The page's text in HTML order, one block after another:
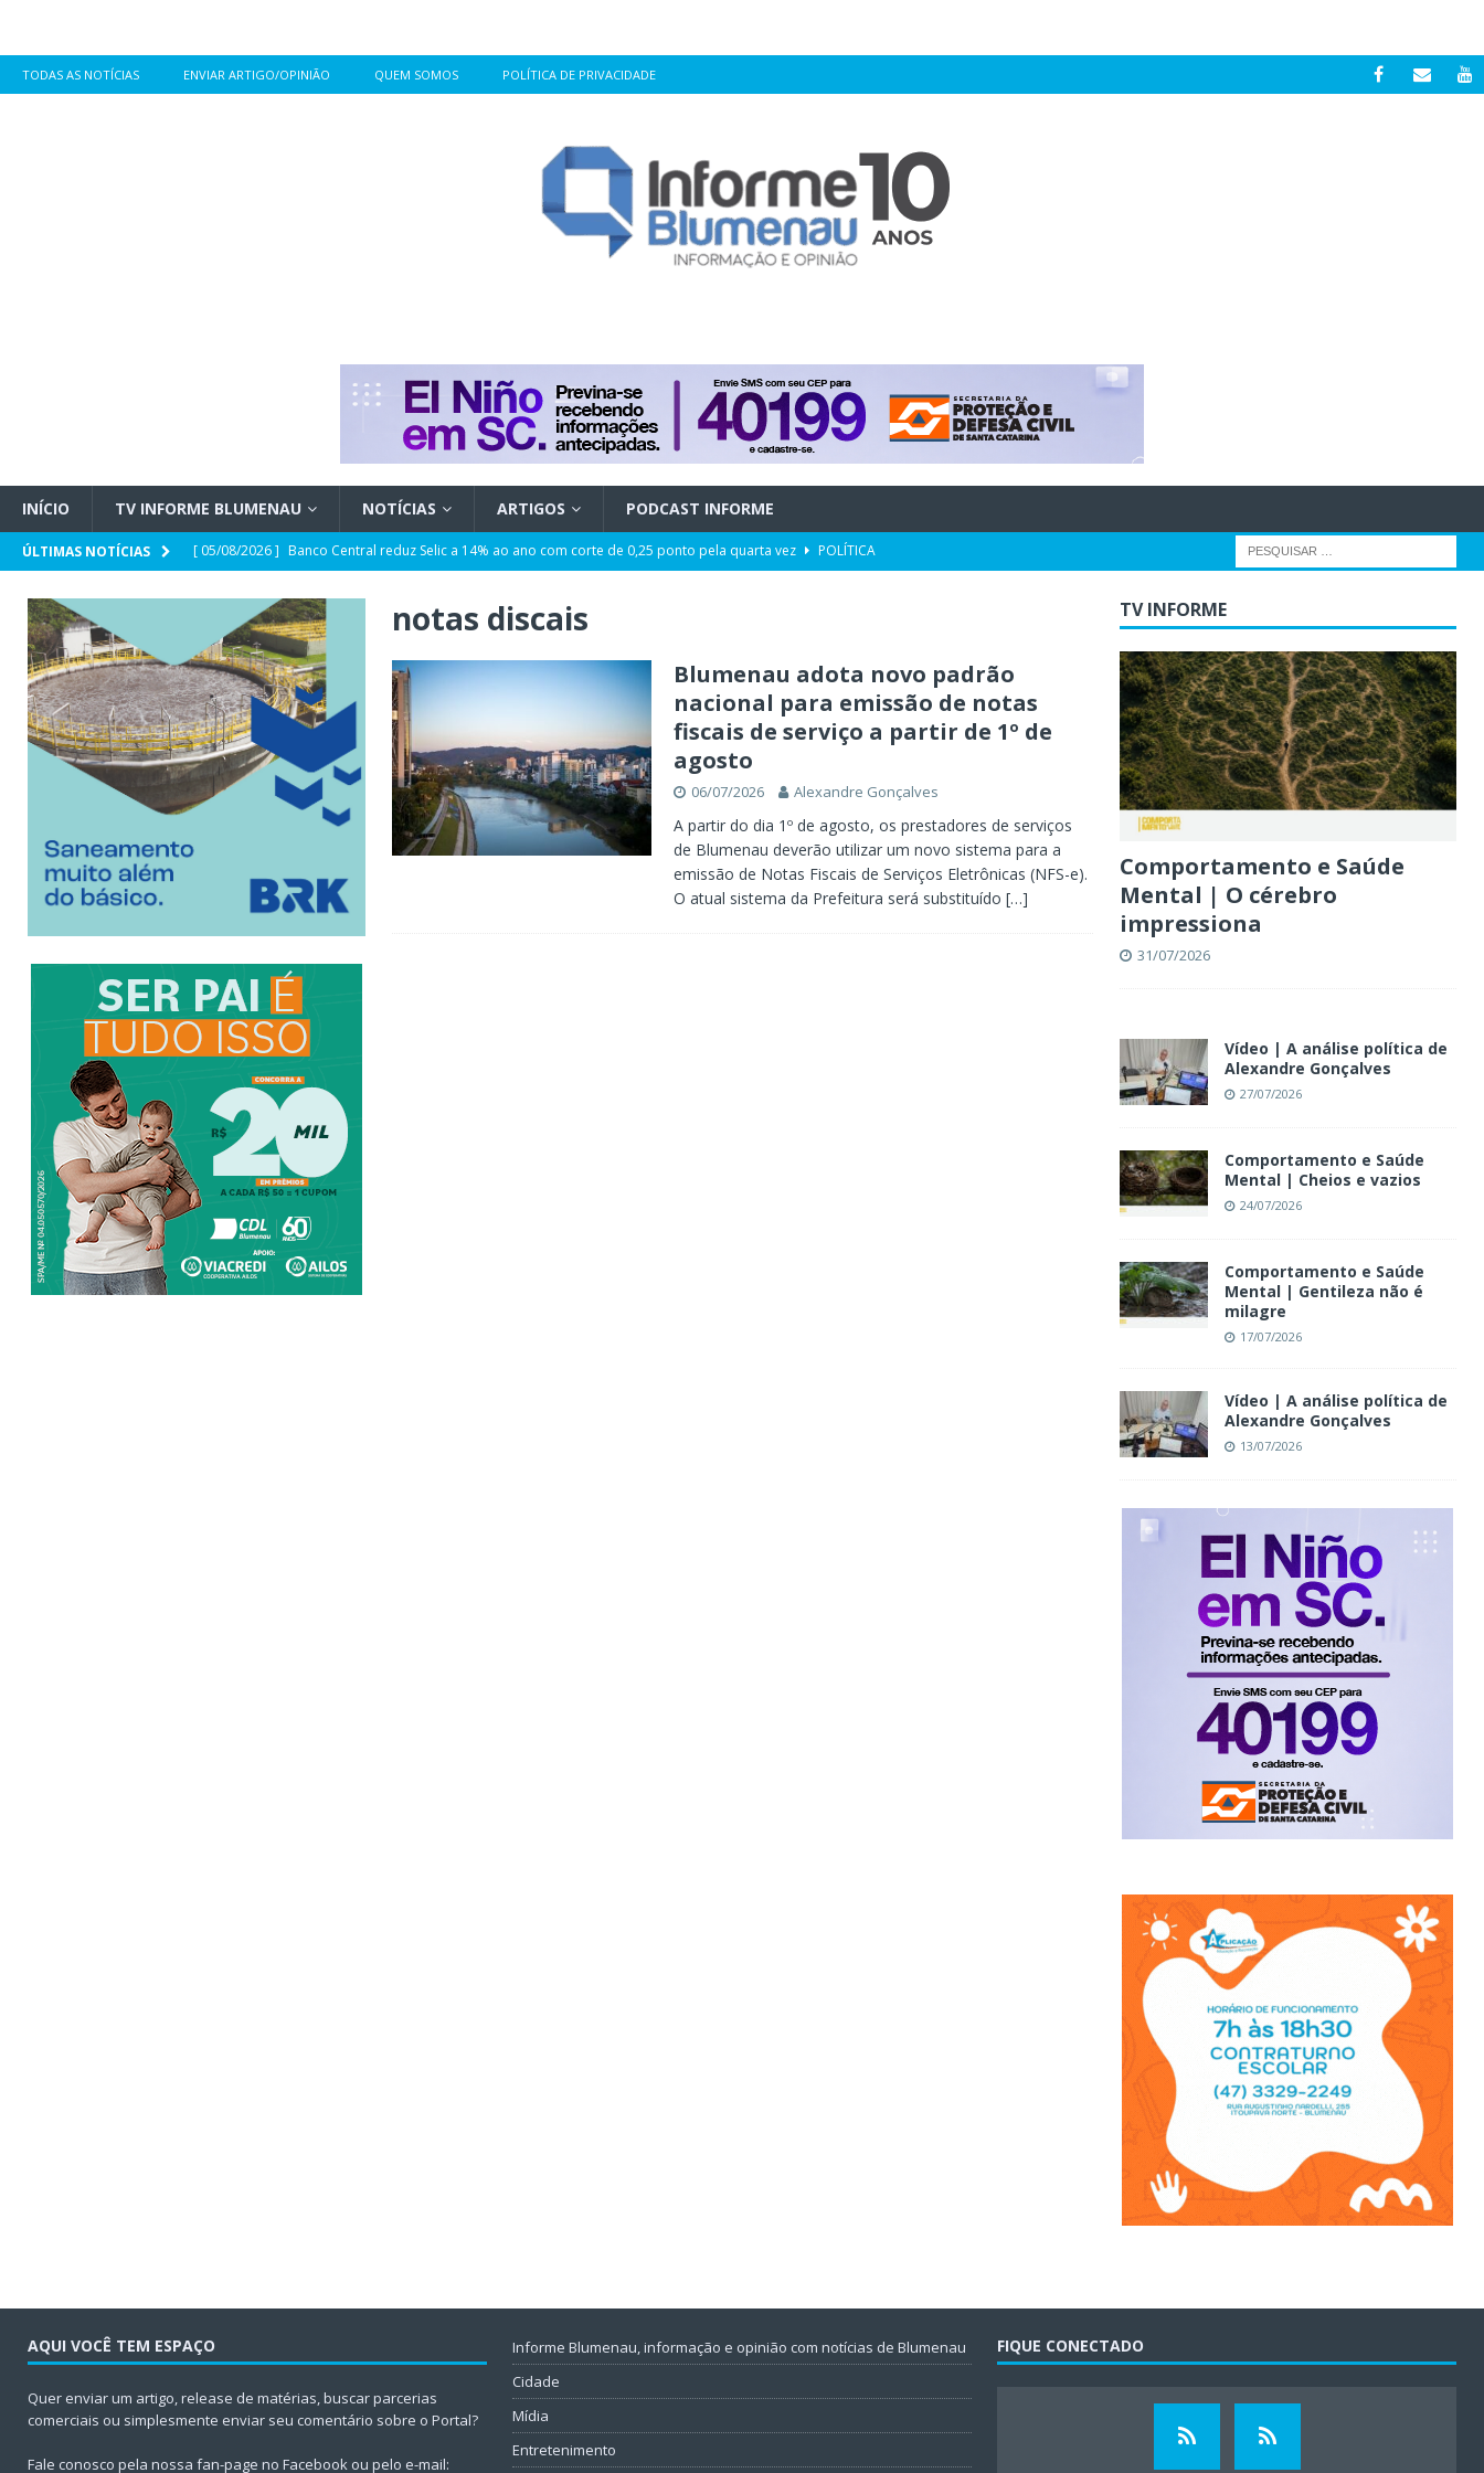
TODAS AS NOTÍCIAS ENVIAR ARTIGO/OPINIÃO QUEM SOMOS POLÍTICA DE PRIVACIDADE
INÍCIO TV INFORME BLUMENAU NOTÍCIAS ARTIGOS PODCAST INFORME
ÚLTIMAS NOTÍCIAS [ 05/08/2026 ] Banco Central reduz Selic a 14% ao ano com corte de 0,25 ponto pela quarta vez
POLÍTICA
[ 05/08/2026 ] Parceria CRECI-SC e Sebrae/SC: maior programa de capacitação do mercado imobiliário realiza palestras
sobre Reforma Tributária em Blumenau
GERAL
[ 05/08/2026 ] Spaten Tisch chega à Oktoberfest de Blumenau para celebrar o ritual da cerveja e dos encontros
GERAL
[ 05/08/2026 ]
Prefeitura abre espaço para a população construir o Plano Municipal dos Direitos da Pessoa com
Deficiência
GERAL
[ 05/08/2026 ]
Jorginho e João Rodrigues devem ter tempos similares na propaganda eleitoral no Rádio e na TV
notas discais
Blumenau adota novo padrão
nacional para emissão de notas
fiscais de serviço a partir de 1º de
agosto
06/07/2026 Alexandre Gonçalves
A partir do dia 1º de agosto, os prestadores de serviços
de Blumenau deverão utilizar um novo sistema para a
emissão de Notas Fiscais de Serviços Eletrônicas (NFS-e).
O atual sistema da Prefeitura será substituído […]
TV INFORME
Comportamento e Saúde
Mental | O cérebro
impressiona
31/07/2026
Vídeo | A análise política de
Alexandre Gonçalves
27/07/2026
Comportamento e Saúde
Mental | Cheios e vazios
24/07/2026
Comportamento e Saúde
Mental | Gentileza não é
milagre
17/07/2026
Vídeo | A análise política de
Alexandre Gonçalves
13/07/2026
AQUI VOCÊ TEM ESPAÇO
Quer enviar um artigo, release de matérias, buscar parcerias
comerciais ou simplesmente enviar seu comentário sobre o Portal?
Fale conosco pela nossa fan-page no Facebook ou pelo e-mail:
Informe Blumenau, informação e opinião com notícias de Blumenau
Cidade
Mídia
Entretenimento
FIQUE CONECTADO